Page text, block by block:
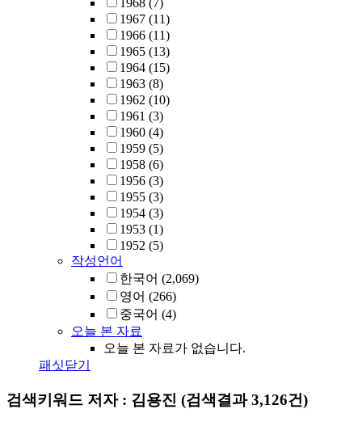
1968 (7)
1967 (11)
1966 (11)
1965 (13)
1964 (15)
1963 (8)
1962 (10)
1961 (3)
1960 (4)
1959 (5)
1958 (6)
1956 (3)
1955 (3)
1954 (3)
1953 (1)
1952 (5)
작성언어
한국어 (2,069)
영어 (266)
중국어 (4)
오늘 본 자료
오늘 본 자료가 없습니다.
패싯닫기
검색키워드 저자 : 김용진 (검색결과 3,126건)